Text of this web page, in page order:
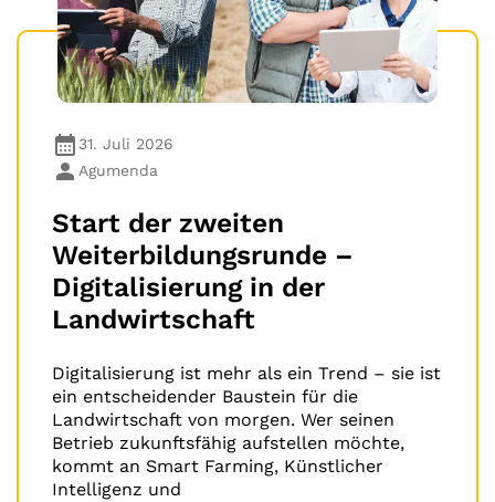
31. Juli 2026
Agumenda
Start der zweiten
Weiterbildungsrunde –
Digitalisierung in der
Landwirtschaft
Digitalisierung ist mehr als ein Trend – sie ist
ein entscheidender Baustein für die
Landwirtschaft von morgen. Wer seinen
Betrieb zukunftsfähig aufstellen möchte,
kommt an Smart Farming, Künstlicher
Intelligenz und